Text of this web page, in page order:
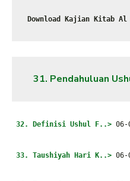
Download Kajian Kitab Al
31. Pendahuluan
32. Definisi Ushul F..> 06-
33. Taushiyah Hari K..> 06-